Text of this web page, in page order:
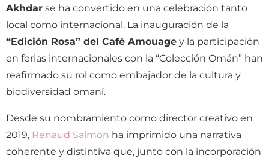
Akhdar se ha convertido en una celebración tanto
local como internacional. La inauguración de la
“Edición Rosa” del Café Amouage y la participación
en ferias internacionales con la “Colección Omán” han
reafirmado su rol como embajador de la cultura y
biodiversidad omaní.
Desde su nombramiento como director creativo en
2019, Renaud Salmon ha imprimido una narrativa
coherente y distintiva que, junto con la incorporación